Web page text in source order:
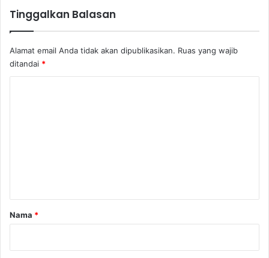
Tinggalkan Balasan
Alamat email Anda tidak akan dipublikasikan. Ruas yang wajib
ditandai *
rNama *